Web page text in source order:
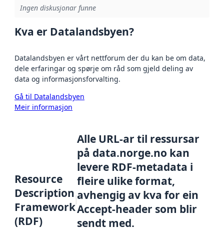
Ingen diskusjonar funne
Kva er Datalandsbyen?
Datalandsbyen er vårt nettforum der du kan be om data,
dele erfaringar og spørje om råd som gjeld deling av
data og informasjonsforvalting.
Gå til Datalandsbyen
Meir informasjon
Resource
Description
Framework
(RDF)
Alle URL-ar til ressursar
på data.norge.no kan
levere RDF-metadata i
fleire ulike format,
avhengig av kva for ein
Accept-header som blir
sendt med.